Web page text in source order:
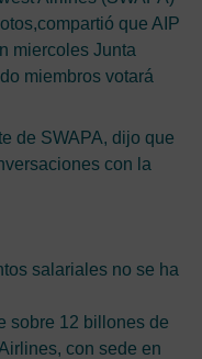
que AIP
miercoles Junta
miembros votará
de SWAPA, dijo que
con la
salariales no se ha
sobre 12 billones de
con sede en